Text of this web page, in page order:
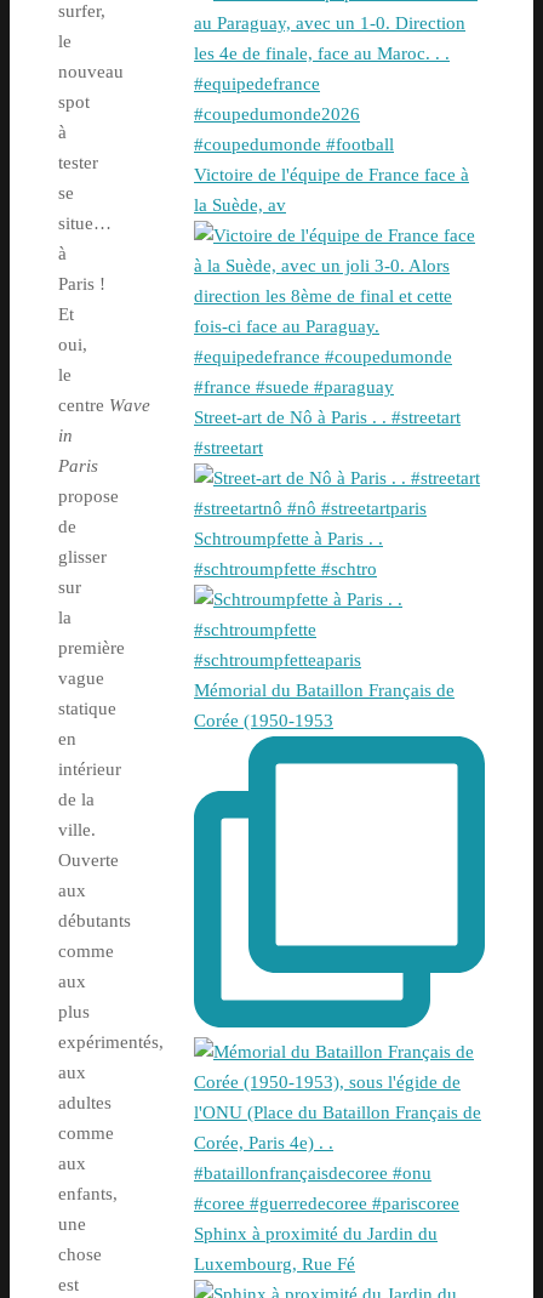
surfer,
le
nouveau
spot
à
tester
se
situe…
à
Paris !
Et
oui,
le
centre Wave
in
Paris
propose
de
glisser
sur
la
première
vague
statique
en
intérieur
de la
ville.
Ouverte
aux
débutants
comme
aux
plus
expérimentés,
aux
adultes
comme
aux
enfants,
une
chose
est
Victoire de l'équipe de France face à
la Suède, av
Street-art de Nô à Paris . . #streetart
#streetart
Schtroumpfette à Paris . .
#schtroumpfette #schtro
Mémorial du Bataillon Français de
Corée (1950-1953
Sphinx à proximité du Jardin du
Luxembourg, Rue Fé